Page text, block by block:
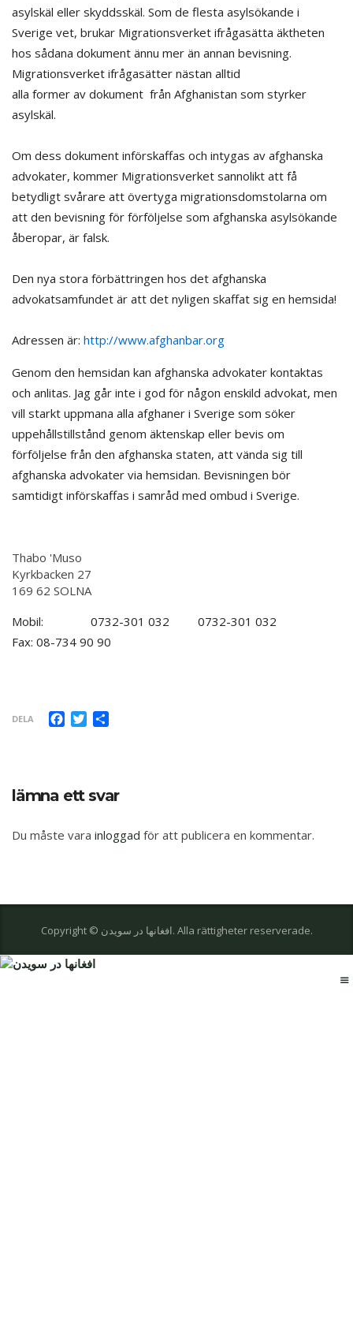
asylskäl eller skyddsskäl. Som de flesta asylsökande i
Sverige vet, brukar Migrationsverket ifrågasätta äktheten
hos sådana dokument ännu mer än annan bevisning.
Migrationsverket ifrågasätter nästan alltid
alla former av dokument från Afghanistan som styrker
asylskäl.
Om dess dokument införskaffas och intygas av afghanska
advokater, kommer Migrationsverket sannolikt att få
betydligt svårare att övertyga migrationsdomstolarna om
att den bevisning för förföljelse som afghanska asylsökande
åberopar, är falsk.
Den nya stora förbättringen hos det afghanska
advokatsamfundet är att det nyligen skaffat sig en hemsida!
Adressen är: http://www.afghanbar.org
Genom den hemsidan kan afghanska advokater kontaktas
och anlitas. Jag går inte i god för någon enskild advokat, men
vill starkt uppmana alla afghaner i Sverige som söker
uppehållstillstånd genom äktenskap eller bevis om
förföljelse från den afghanska staten, att vända sig till
afghanska advokater via hemsidan. Bevisningen bör
samtidigt införskaffas i samråd med ombud i Sverige.
Thabo 'Muso
Kyrkbacken 27
169 62 SOLNA
Mobil: 0732-301 032 0732-301 032
Fax: 08-734 90 90
DELA Facebook
Twitter
lämna ett svar
Du måste vara inloggad för att publicera en kommentar.
Copyright © افغانها در سویدن. Alla rättigheter reserverade.